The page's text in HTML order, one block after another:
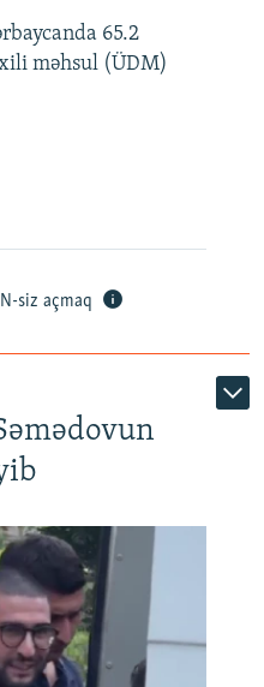
360p 480p
360p
480p
65.2
məhsul (ÜDM)
siz açmaq